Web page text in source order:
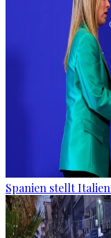
Spanien stellt